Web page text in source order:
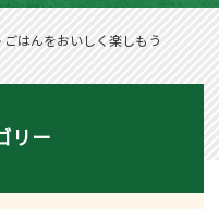
ごはんをおいしく楽しもう
リー